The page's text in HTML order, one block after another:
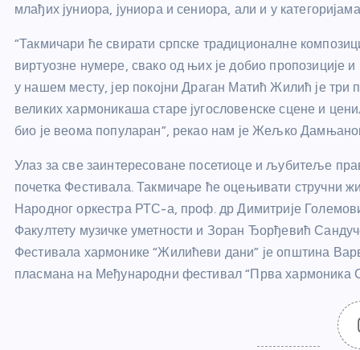
млађих јуниора, јуниора и сениора, али и у
“Такмичари ће свирати српске традиционалне
виртуозне нумере, свако од њих је добио пропозиције
у нашем месту, јер покојни Драган Матић Жилић је три
великих хармоникаша старе југословенске сцене и
био је веома популаран”, рекао нам је Жељко
Улаз за све заинтересоване посетиоце и љубитеље
почетка Фестивала. Такмичаре ће оцењивати стручни
Народног оркестра РТС-а, проф. др Димитрије
Факултету музичке уметности и Зоран Ђорђевић
Фестивала хармонике “Жилићеви дани” је општина
пласмана на Међународни фестивал “Прва хармоника